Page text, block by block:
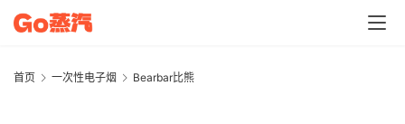
首页 一次性电子烟 Bearbar比熊